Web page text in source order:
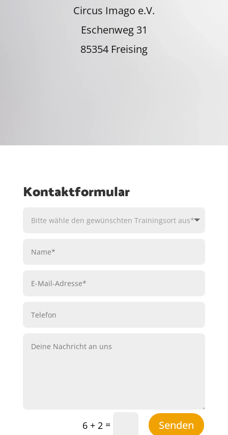
Circus Imago e.V.
Eschenweg 31
85354 Freising
Kontaktformular
6 + 2 = Senden